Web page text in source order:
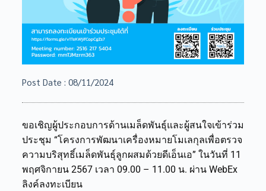
Post Date : 08/11/2024
ขอเชิญผู้ประกอบการด้านเมล็ดพันธุ์และผู้สนใจเข้าร่วม
ประชุม “โครงการพัฒนาเครื่องหมายโมเลกุลเพื่อตรวจ
ความบริสุทธิ์เมล็ดพันธุ์ลูกผสมด้วยดีเอ็นเอ” ในวันที่ 11
พฤศจิกายน 2567 เวลา 09.00 – 11.00 น. ผ่าน WebEx
ลิงค์ลงทะเบียน